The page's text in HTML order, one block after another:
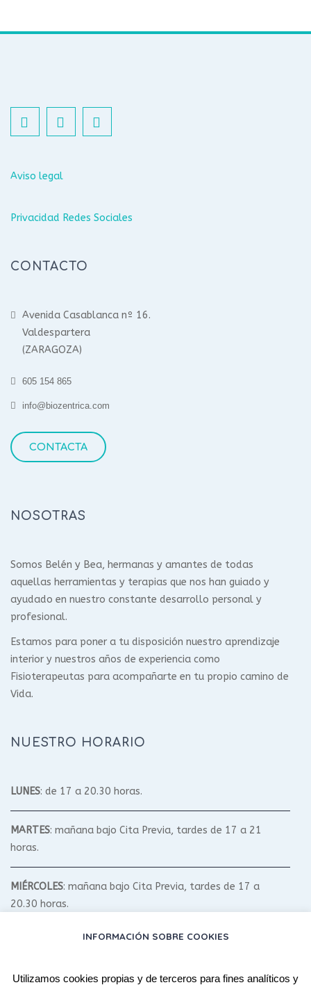
Aviso legal
Privacidad Redes Sociales
CONTACTO
Avenida Casablanca nº 16.
Valdespartera
(ZARAGOZA)
605 154 865
info@biozentrica.com
CONTACTA
NOSOTRAS
Somos Belén y Bea, hermanas y amantes de todas
aquellas herramientas y terapias que nos han guiado y
ayudado en nuestro constante desarrollo personal y
profesional.
Estamos para poner a tu disposición nuestro aprendizaje
interior y nuestros años de experiencia como
Fisioterapeutas para acompañarte en tu propio camino de
Vida.
NUESTRO HORARIO
LUNES: de 17 a 20.30 horas.
MARTES: mañana bajo Cita Previa, tardes de 17 a 21
horas.
MIÉRCOLES: mañana bajo Cita Previa, tardes de 17 a
20.30 horas.
: mañana bajo Cita Previa, tardes de 17 a 20.30
INFORMACIÓN SOBRE COOKIES
Utilizamos cookies propias y de terceros para fines analíticos y